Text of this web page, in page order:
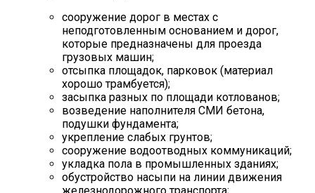
сооружение дорог в местах с
неподготовленным основанием и дорог,
которые предназначены для проезда
грузовых машин;
отсыпка площадок, парковок (материал
хорошо трамбуется);
засыпка разных по площади котлованов;
возведение наполнителя СМИ бетона,
подушки фундамента;
укрепление слабых грунтов;
сооружение водоотводных коммуникаций;
укладка пола в промышленных зданиях;
обустройство насыпи на линии движения